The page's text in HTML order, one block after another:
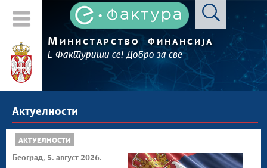
М ИНИСТАРСТВО ФИНАНСИЈА
Е-Фактуриши се! Добро за све
Актуелности
АКТУЕЛНОСТИ
Београд, 5. август 2026.